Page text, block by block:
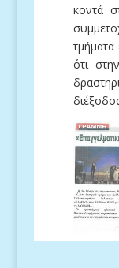
κοντά
τμήματα
ότι